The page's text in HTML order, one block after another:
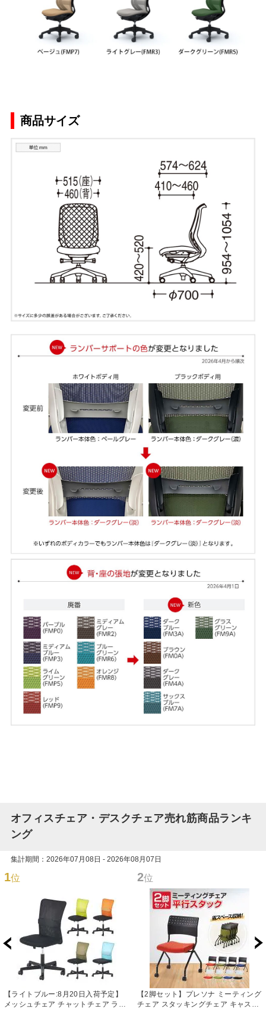
商品サイズ
オフィスチェア・デスクチェア売れ筋商品ランキ
ング
集計期間：2026年07月08日 - 2026年08月07日
1位
【ライトブルー:8月20日入荷予定】
メッシュチェア チャットチェア ラン
2位
【2脚セット】プレソナ ミーティング
チェア スタッキングチェア キャスタ